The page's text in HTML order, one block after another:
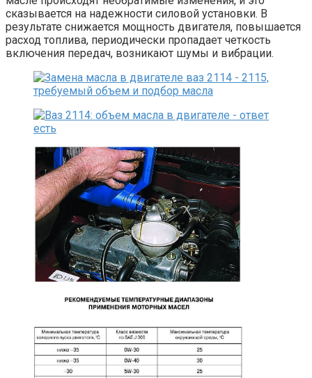
сказывается на надежности силовой установки. В
результате снижается мощность двигателя, повышается
расход топлива, периодически пропадает четкость
включения передач, возникают шумы и вибрации.